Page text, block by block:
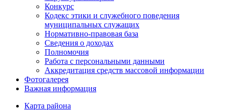
Конкурс
Кодекс этики и служебного поведения
муниципальных служащих
Нормативно-правовая база
Сведения о доходах
Полномочия
Работа с персональными данными
Аккредитация средств массовой информации
Фотогалерея
Важная информация
Карта района